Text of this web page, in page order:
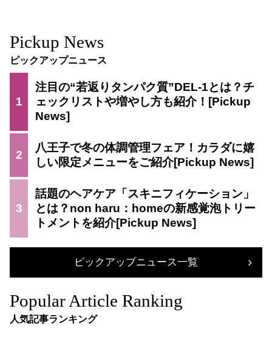
Pickup News
ピックアップニュース
1
注目の“若返りタンパク質”DEL-1とは？チ
ェックリストや増やし方も紹介！
2
八王子で冬の体調管理フェア！カラダに嬉
しい限定メニューをご紹介
3
話題のヘアケア「スキニフィケーション」
とは？non haru：homeの新感覚泡トリー
トメントを紹介
ピックアップニュース一覧
Popular Article Ranking
人気記事ランキング